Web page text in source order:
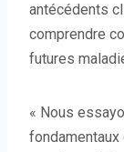
antécédents
comprendre
futures
« Nous